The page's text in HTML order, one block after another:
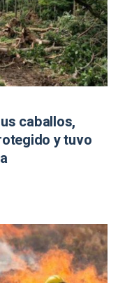
caballos,
y tuvo